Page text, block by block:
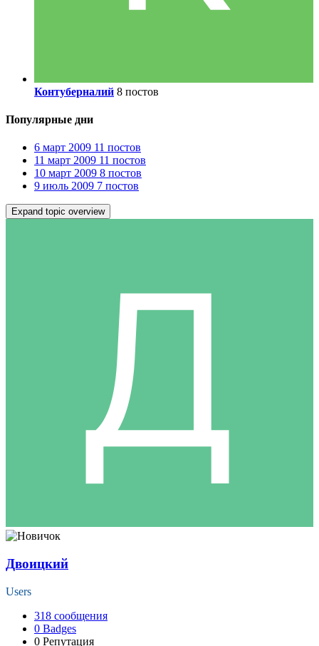
Контуберналий 8 постов
Популярные дни
6 март 2009 11 постов
11 март 2009 11 постов
10 март 2009 8 постов
9 июль 2009 7 постов
Expand topic overview
Двоицкий
Users
318 сообщения
0 Badges
0 Репутация